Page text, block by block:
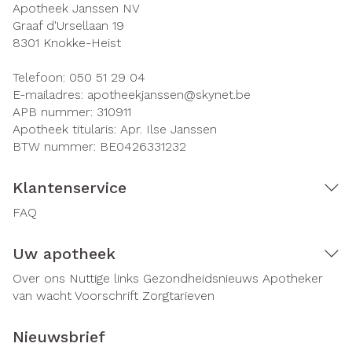
Apotheek Janssen NV
Graaf d'Ursellaan 19
8301 Knokke-Heist
Telefoon: 050 51 29 04
E-mailadres: apotheekjanssen@skynet.be
APB nummer: 310911
Apotheek titularis: Apr. Ilse Janssen
BTW nummer: BE0426331232
Klantenservice
FAQ
Uw apotheek
Over ons Nuttige links Gezondheidsnieuws Apotheker
van wacht Voorschrift Zorgtarieven
Nieuwsbrief